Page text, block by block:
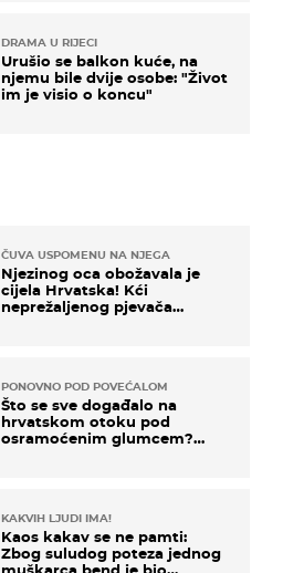
DRAMA U RIJECI
Urušio se balkon kuće, na
njemu bile dvije osobe: "Život
im je visio o koncu"
ČUVA USPOMENU NA NJEGA
Njezinog oca obožavala je
cijela Hrvatska! Kći
neprežaljenog pjevača
PONOVNO POD POVEĆALOM
Što se sve događalo na
hrvatskom otoku pod
osramoćenim glumcem?
KAKVIH LJUDI IMA!
Kaos kakav se ne pamti:
Zbog suludog poteza jednog